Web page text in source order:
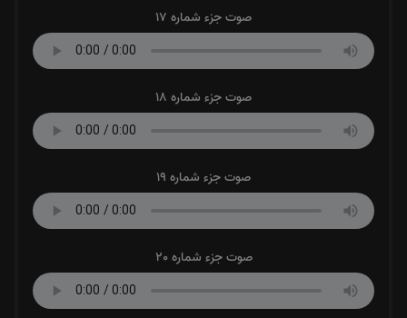
صوت جزء شماره 17
صوت جزء شماره 18
صوت جزء شماره 19
صوت جزء شماره 20